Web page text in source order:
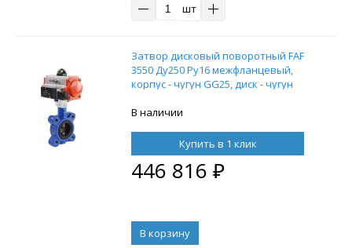
шт
Затвор дисковый поворотный FAF
3550 Ду250 Ру16 межфланцевый,
корпус - чугун GG25, диск - чугун
пневмоприводом DN.ru SA-210 с
пневмораспределителем 4M310-08
24В
В наличии
Купить в 1 клик
446 816 ₽
В корзину